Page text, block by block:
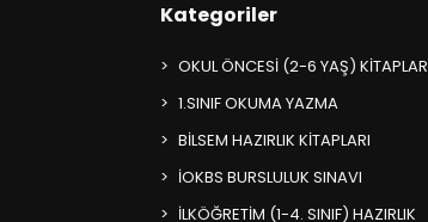
Kategoriler
OKUL ÖNCESİ (2-6 YAŞ) KİTAPLAR
1.SINIF OKUMA YAZMA
BİLSEM HAZIRLIK KİTAPLARI
İOKBS BURSLULUK SINAVI
İLKÖĞRETİM (1-4. SINIF) HAZIRLIK